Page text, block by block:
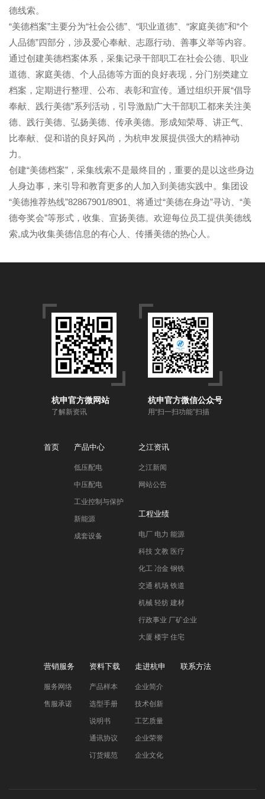
德线索。
“美德档案”主要分为“社会公德”、“职业道德”、“家庭美德”和“个
人品德”四部分，涉及爱心奉献、志愿行动、善事义举等内容。
通过创建美德档案体系，采集记录干部职工在社会公德、职业
道德、家庭美德、个人品德等方面的良好表现，分门别类建立
档案，定期进行整理、公布、表彰和宣传。通过组织开展“倡导
奉献、践行美德”系列活动，引导激励广大干部职工都来关注美
德、践行美德、弘扬美德、传承美德。形成知荣辱、讲正气、
比奉献、促和谐的良好风尚，为杭申发展提供强大的精神动
力。
创建“美德档案”，采集线索不是最终目的，重要的是以这些身边
人身边事，来引导和教育更多的人加入到美德实践中。集团设
“美德推荐热线”82867901/8901、将通过“美德在身边”寻访、“美
德夸奖会”等形式，收集、宣扬美德。欢迎每位员工提供美德线
索,成为收集美德信息的有心人、传播美德的热心人。
杭申官方微网站
了解新资讯
杭申官方微信公众号
用“扫一扫功能”扫描
首页 产品中心
低压配电
中压配电
工业控制与保护
新能源
成套设备
之江资讯
之江新闻
网站公告
工程业绩
电厂 电力 能源
科技 文教 医疗
化工 冶金 钢铁
交通 机场 铁道
机械 轻纺 建材
行政事业 厂矿企业
大厦 楼宇 住宅
营销服务
服务网络
售服承诺
资料下载
产品样本
选型手册
说明书
通讯协议
订货规范
走进杭申
企业简介
技术创新
工艺质量
企业荣誉
企业文化
联系方法